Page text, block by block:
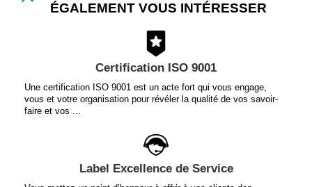
ÉGALEMENT VOUS INTÉRESSER
Certification ISO 9001
Une certification ISO 9001 est un acte fort qui vous engage,
vous et votre organisation pour révéler la qualité de vos savoir-
faire et vos ...
Label Excellence de Service